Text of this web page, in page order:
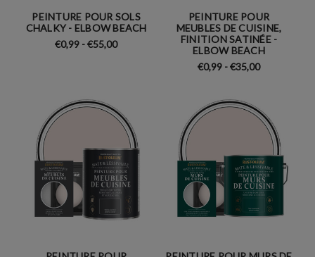
PEINTURE POUR SOLS
CHALKY - ELBOW BEACH
€0,99 - €55,00
PEINTURE POUR
MEUBLES DE CUISINE,
FINITION SATINÉE -
ELBOW BEACH
€0,99 - €35,00